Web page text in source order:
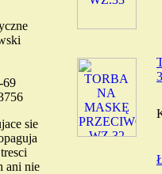
69
sie
ani nie